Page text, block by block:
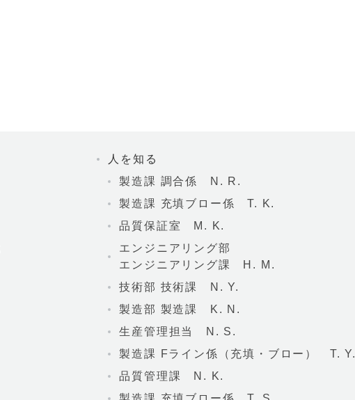
人を知る
製造課 調合係 N. R.
製造課 充填ブロー係 T. K.
品質保証室 M. K.
エンジニアリング部
エンジニアリング課 H. M.
技術部 技術課 N. Y.
製造部 製造課 K. N.
生産管理担当 N. S.
製造課 Fライン係（充填・ブロー） T. Y.
品質管理課 N. K.